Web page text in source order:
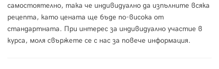
самостоятелно, така че индивидуално да изпълните всяка
рецепта, като цената ще бъде по-висока от
стандартната. При интерес за индивидуално участие в
курса, моля свържете се с нас за повече информация.